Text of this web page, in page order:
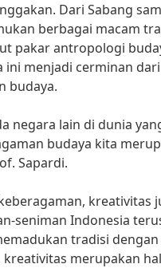
Dari Sabang
berbagai macam
pakar antropologi
ini menjadi cerminan
budaya.
negara lain di dunia
budaya kita
Sapardi.
kreativitas
seniman Indonesia
tradisi
kreativitas merupakan